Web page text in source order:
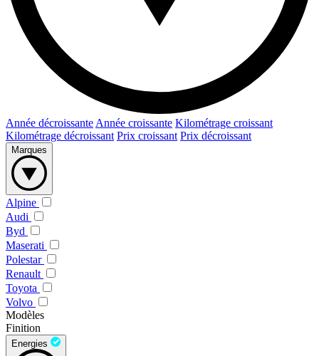
Année décroissante Année croissante Kilométrage croissant
Kilométrage décroissant Prix croissant Prix décroissant
Marques
Alpine
Audi
Byd
Maserati
Polestar
Renault
Toyota
Volvo
Modèles
Finition
Energies